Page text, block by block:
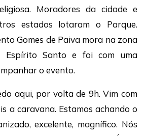
Moradores da cidade e
estados lotaram o Parque.
Gomes de Paiva mora na zona
Espírito Santo e foi com uma
o evento.
aqui, por volta de 9h. Vim com
a caravana. Estamos achando o
excelente, magnífico. Nós